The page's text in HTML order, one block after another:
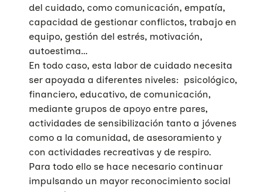
del cuidado, como comunicación, empatía,
capacidad de gestionar conflictos, trabajo en
equipo, gestión del estrés, motivación,
autoestima…
En todo caso, esta labor de cuidado necesita
ser apoyada a diferentes niveles: psicológico,
financiero, educativo, de comunicación,
mediante grupos de apoyo entre pares,
actividades de sensibilización tanto a jóvenes
como a la comunidad, de asesoramiento y
con actividades recreativas y de respiro.
Para todo ello se hace necesario continuar
impulsando un mayor reconocimiento social